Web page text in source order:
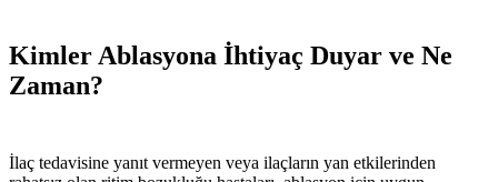
Kimler Ablasyona İhtiyaç Duyar ve Ne
Zaman?
İlaç tedavisine yanıt vermeyen veya ilaçların yan etkilerinden